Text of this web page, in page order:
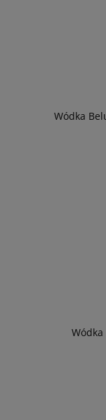
Wódka